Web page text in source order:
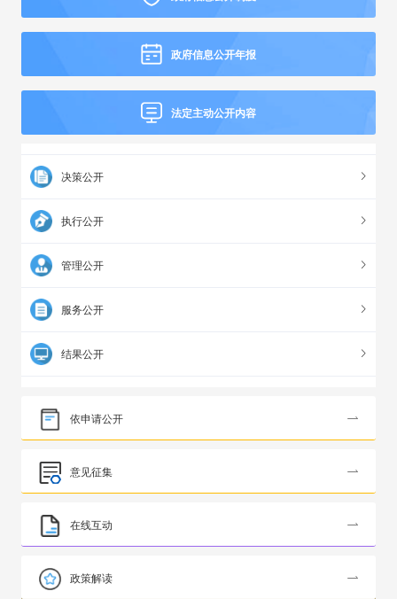
政府信息公开年报
法定主动公开内容
决策公开
执行公开
管理公开
服务公开
结果公开
依申请公开 
意见征集 
在线互动 
政策解读 